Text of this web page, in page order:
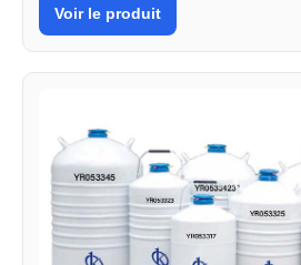
Voir le produit